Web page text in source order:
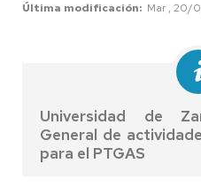
Última modificación Mar , 20/
Universidad de
General de
para el PTGAS